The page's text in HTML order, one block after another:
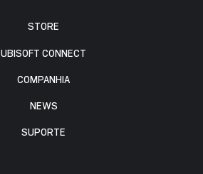
STORE
UBISOFT CONNECT
COMPANHIA
NEWS
SUPORTE